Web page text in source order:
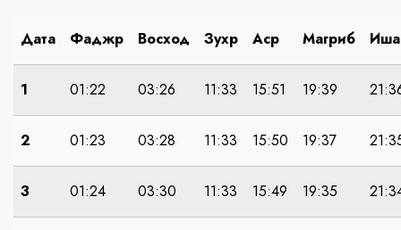
Дата Фаджр Восход Зухр Аср Магриб Иша
1 01:22 03:26 11:33 15:51 19:39
2 01:23 03:28 11:33 15:50 19:37
3 01:24 03:30 11:33 15:49 19:35